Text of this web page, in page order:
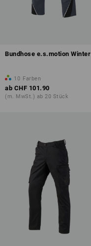
Bundhose e.s.motion Winter
10 Farben
ab CHF 101.90
(m. MwSt.) ab 20 Stück